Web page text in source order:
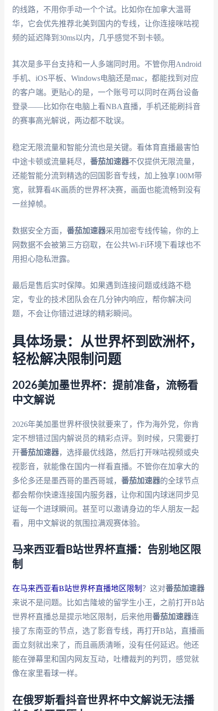
的线路，不用你手动一个个试。比如你在加拿大温哥
华，它会优先推荐北美到国内的专线，让你连接咪咕视
频的延迟降到30ms以内，几乎感觉不到卡顿。
其次是多平台支持和一人多端同时用。不管你用Android
手机、iOS平板、Windows电脑还是mac，都能找到对应
的客户端。更贴心的是，一个账号可以同时在两台设备
登录——比如你在电脑上看NBA直播，手机还能刷抖音
的赛事高光解说，两边都不耽误。
稳定无限流量和智能分流也是关键。看体育直播最害怕
中途卡顿或流量耗尽， 番茄加速器不仅提供无限流量，
还能智能分流到精选的回国影音专线，加上独享100M带
宽，就算看4K画质的世界杯决赛，画面也能流畅到没有
一丝掉帧。
数据安全方面， 番茄加速器采用加密专线传输，你的上
网数据不会被第三方窃取，在公共Wi-Fi环境下看球也不
用担心隐私泄露。
最后是售后实时保障。如果遇到连接问题或线路不稳
定，专业的技术团队会在几分钟内响应，帮你解决问
题，不会让你错过进球的精彩瞬间。
具体场景：从世界杯到欧洲杯，
轻松解决限制问题
2026美加墨世界杯：提前准备，流畅看
中文解说
2026年美加墨世界杯很快就要来了，作为海外党，你肯
定不想错过国内解说员的精彩点评。到时候，只需要打
开番茄加速器，选择最优线路，然后打开咪咕视频或央
视影音，就能像在国内一样看直播。不管你在加拿大的
多伦多还是墨西哥的墨西哥城， 番茄加速器的全球节点
都会帮你快速连接国内服务器，让你和国内球迷同步见
证每一个进球瞬间。甚至可以邀请身边的华人朋友一起
看，用中文解说的氛围拉满观赛体验。
马来西亚看B站世界杯直播：告别地区限
制
在马来西亚看B站世界杯直播地区限制 ？这对番茄加速器
来说不是问题。比如吉隆坡的留学生小王，之前打开B站
世界杯直播总是提示地区限制，后来他用番茄加速器连
接了东南亚的节点，选了影音专线，再打开B站，直播画
面立刻就出来了，而且画质清晰，没有任何延迟。他还
能在弹幕里和国内网友互动，吐槽裁判的判罚，感觉就
像在家里看球一样。
在俄罗斯看抖音世界杯中文解说无法播